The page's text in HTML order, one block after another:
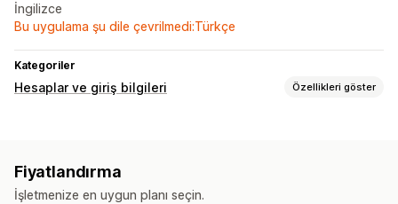
İngilizce
Bu uygulama şu dile çevrilmedi:Türkçe
Kategoriler
Hesaplar ve giriş bilgileri Özellikleri göster
Fiyatlandırma
İşletmenize en uygun planı seçin.